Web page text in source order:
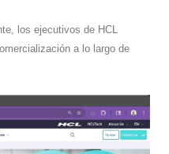
los ejecutivos de HCL
a lo largo de